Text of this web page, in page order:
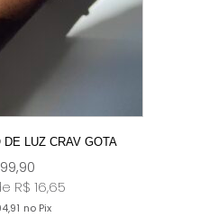
DE LUZ CRAV GOTA
99,90
R$ 16,65
no Pix